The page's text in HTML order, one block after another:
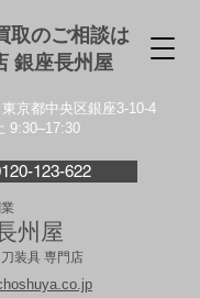
取のご相談は
銀座⻑州屋
京都中央区銀座3-10-4
9:30–17:30
123-622
州屋
装具 専門店